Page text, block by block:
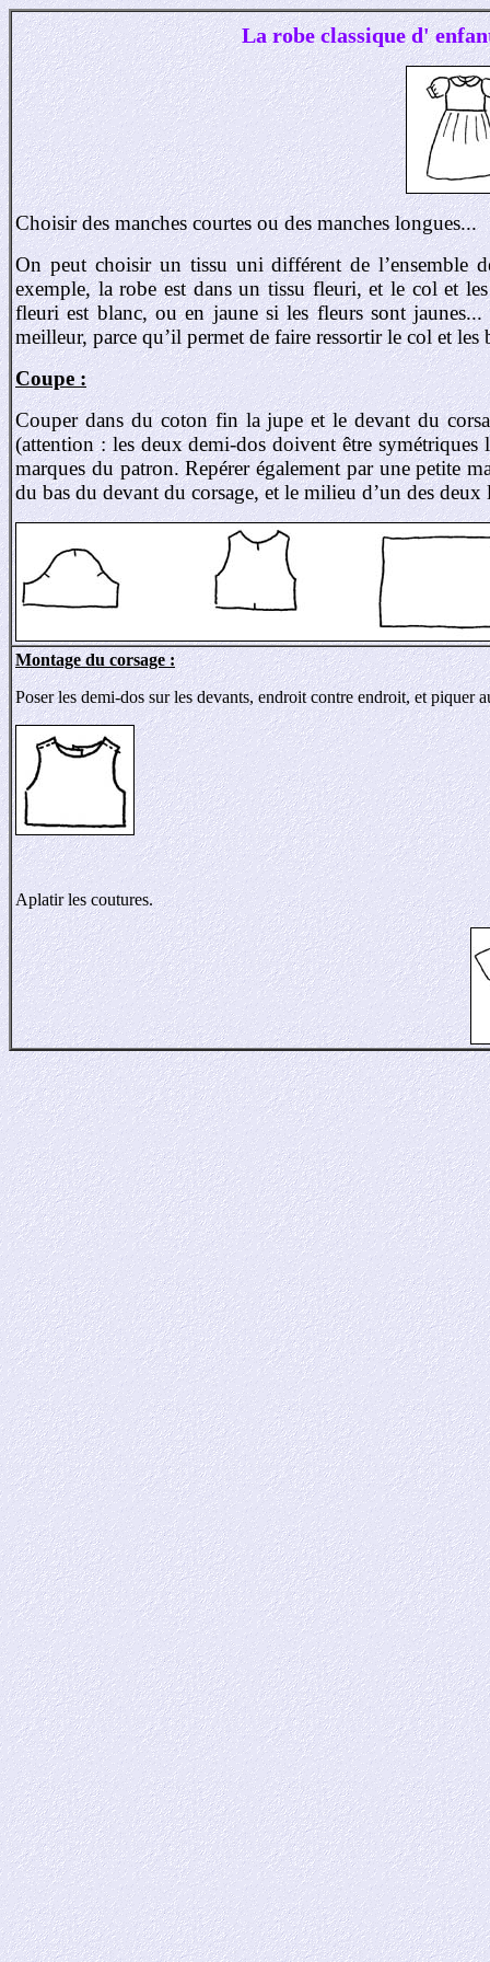
La robe classique d'
Choisir des manches courtes ou des manches longues...
On peut choisir un tissu uni différent de l’ensemble
exemple, la robe est dans un tissu fleuri, et le col et
fleuri est blanc, ou en jaune si les fleurs sont
meilleur, parce qu’il permet de faire ressortir le col et les
Coupe :
Couper dans du coton fin la jupe et le devant du
(attention : les deux demi-dos doivent être symétriques
marques du patron. Repérer également par une petite
du bas du devant du corsage, et le milieu d’un des
Montage du corsage :
Poser les demi-dos sur les devants, endroit contre endroit, et piquer
Aplatir les coutures.